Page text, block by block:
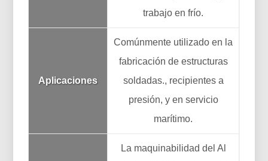
trabajo en frío.
Aplicaciones
Comúnmente utilizado en la
fabricación de estructuras
soldadas., recipientes a
presión, y en servicio
marítimo.
La maquinabilidad del Al